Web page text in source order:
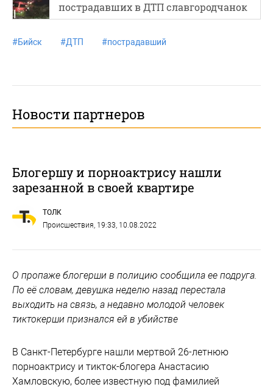
пострадавших в ДТП славгородчанок
#Бийск #ДТП #пострадавший
Новости партнеров
Блогершу и порноактрису нашли
зарезанной в своей квартире
ТОЛК
Происшествия, 19:33, 10.08.2022
О пропаже блогерши в полицию сообщила ее подруга.
По её словам, девушка неделю назад перестала
выходить на связь, а недавно молодой человек
тиктокерши признался ей в убийстве
В Санкт-Петербурге нашли мертвой 26-летнюю
порноактрису и тикток-блогера Анастасию
Хамловскую, более известную под фамилией